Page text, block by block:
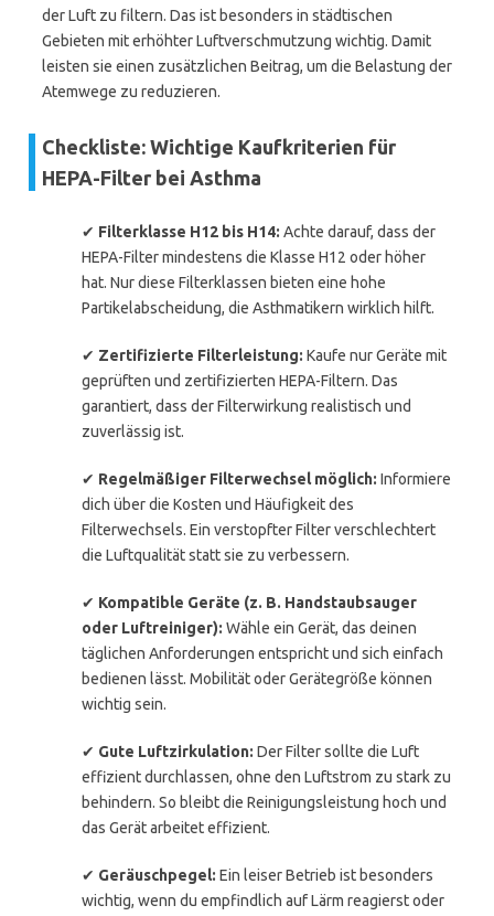
der Luft zu filtern. Das ist besonders in städtischen
Gebieten mit erhöhter Luftverschmutzung wichtig. Damit
leisten sie einen zusätzlichen Beitrag, um die Belastung der
Atemwege zu reduzieren.
Checkliste: Wichtige Kaufkriterien für
HEPA-Filter bei Asthma
✔ Filterklasse H12 bis H14: Achte darauf, dass der
HEPA-Filter mindestens die Klasse H12 oder höher
hat. Nur diese Filterklassen bieten eine hohe
Partikelabscheidung, die Asthmatikern wirklich hilft.
✔ Zertifizierte Filterleistung: Kaufe nur Geräte mit
geprüften und zertifizierten HEPA-Filtern. Das
garantiert, dass der Filterwirkung realistisch und
zuverlässig ist.
✔ Regelmäßiger Filterwechsel möglich: Informiere
dich über die Kosten und Häufigkeit des
Filterwechsels. Ein verstopfter Filter verschlechtert
die Luftqualität statt sie zu verbessern.
✔ Kompatible Geräte (z. B. Handstaubsauger
oder Luftreiniger): Wähle ein Gerät, das deinen
täglichen Anforderungen entspricht und sich einfach
bedienen lässt. Mobilität oder Gerätegröße können
wichtig sein.
✔ Gute Luftzirkulation: Der Filter sollte die Luft
effizient durchlassen, ohne den Luftstrom zu stark zu
behindern. So bleibt die Reinigungsleistung hoch und
das Gerät arbeitet effizient.
✔ Geräuschpegel: Ein leiser Betrieb ist besonders
wichtig, wenn du empfindlich auf Lärm reagierst oder